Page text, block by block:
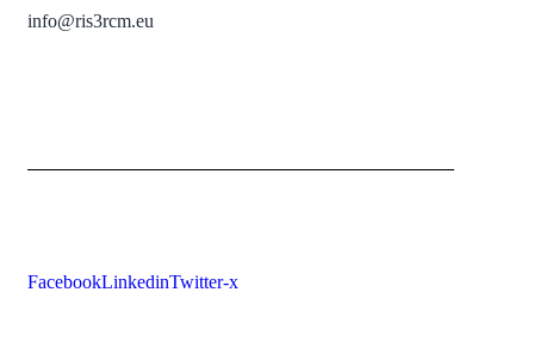
info@ris3rcm.eu
FacebookLinkedinTwitter-x